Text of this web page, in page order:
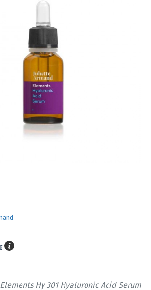
Hy 301 Hyaluronic Acid Serum